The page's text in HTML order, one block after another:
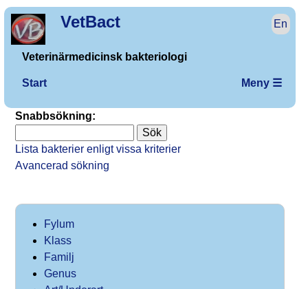
VetBact En
Veterinärmedicinsk bakteriologi
Start Meny ☰
Snabbsökning:
Lista bakterier enligt vissa kriterier
Avancerad sökning
Fylum
Klass
Familj
Genus